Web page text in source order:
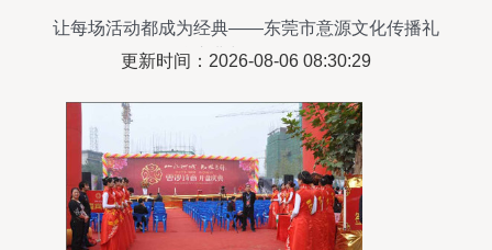
让每场活动都成为经典——东莞市意源文化传播礼
仪庆典与服务解析
更新时间：2026-08-06 08:30:29